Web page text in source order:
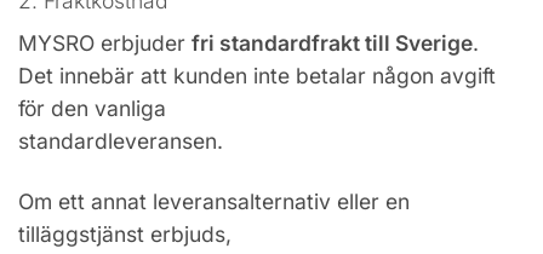
MYSRO erbjuder fri standardfrakt till Sverige.
Det innebär att kunden inte betalar någon avgift
för den vanliga
standardleveransen.
Om ett annat leveransalternativ eller en
tilläggstjänst erbjuds,